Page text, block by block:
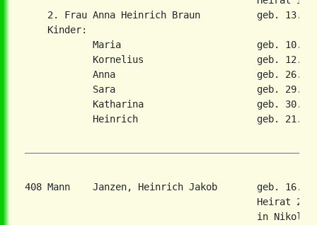
2. Frau Anna Heinrich Braun          geb. 13.
    Kinder:
Maria                        geb. 10.
Kornelius                    geb. 12.
Anna                         geb. 26.
Sara                         geb. 29.
Katharina                    geb. 30.
Heinrich                     geb. 21.
408 Mann    Janzen, Heinrich Jakob       geb. 16.
Heirat 28.
in